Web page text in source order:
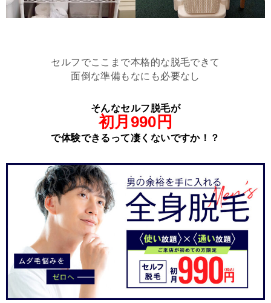
セルフでここまで本格的な脱毛できて
面倒な準備もなにも必要なし
そんなセルフ脱毛が
初月990円
で体験できるって凄くないですか！？